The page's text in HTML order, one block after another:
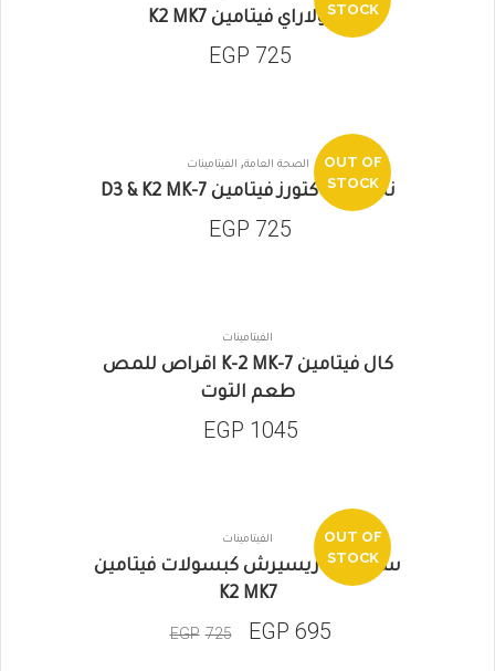
STOCKسولاراي فيتامين K2 MK7
EGP 725
OUT OF
STOCK
الصحة العامة, الفيتامينات
ناتورال فاكتورز فيتامين D3 & K2 MK-7
EGP 725
الفيتامينات
كال فيتامين K-2 MK-7 اقراص للمص
طعم التوت
EGP 1045
SALE
OUT OF
STOCK
الفيتامينات
سبورتس ريسيرش كبسولات فيتامين
K2 MK7
EGP 725 EGP 695